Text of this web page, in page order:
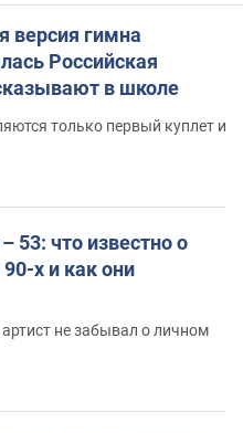
версия гимна
Российская
в школе
только первый куплет и
53: что известно о
х и как они
не забывал о личном